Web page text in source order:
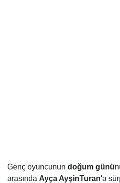
Genç oyuncunun doğum günü
arasında Ayça AyşinTuran'a